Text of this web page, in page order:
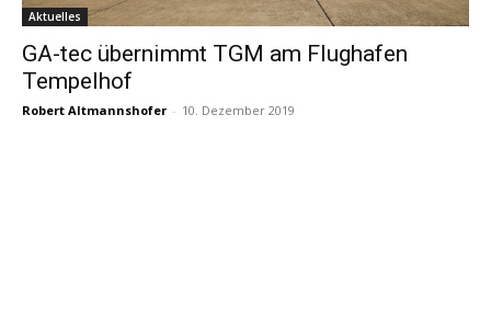
Aktuelles
GA-tec übernimmt TGM am Flughafen
Tempelhof
Robert Altmannshofer - 10. Dezember 2019